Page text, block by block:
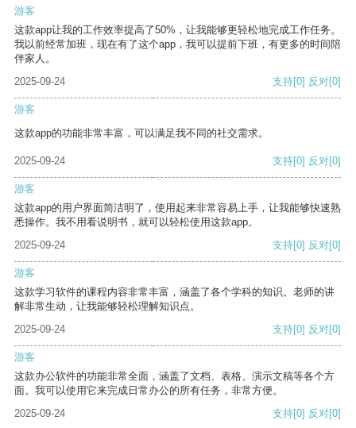
游客
这款app让我的工作效率提高了50%，让我能够更轻松地完成工作任务。
我以前经常加班，现在有了这个app，我可以提前下班，有更多的时间陪
伴家人。
2025-09-24
支持[0] 反对[0]
游客
这款app的功能非常丰富，可以满足我不同的社交需求。
2025-09-24 支持[0] 反对[0]
游客
这款app的用户界面简洁明了，使用起来非常容易上手，让我能够快速熟
悉操作。我不用看说明书，就可以轻松使用这款app。
2025-09-24
支持[0] 反对[0]
游客
这款学习软件的课程内容非常丰富，涵盖了各个学科的知识。老师的讲
解非常生动，让我能够轻松理解知识点。
2025-09-24
支持[0] 反对[0]
游客
这款办公软件的功能非常全面，涵盖了文档、表格、演示文稿等各个方
面。我可以使用它来完成日常办公的所有任务，非常方便。
2025-09-24
支持[0] 反对[0]